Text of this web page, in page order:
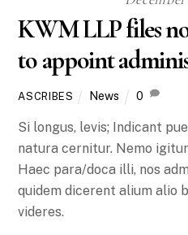
KWM LLP files
to appoint
ASCRIBES News 0
Si longus, levis; Indicant
natura cernitur. Nemo
Haec para/doca illi, nos
quidem dicerent alium alio
videres.